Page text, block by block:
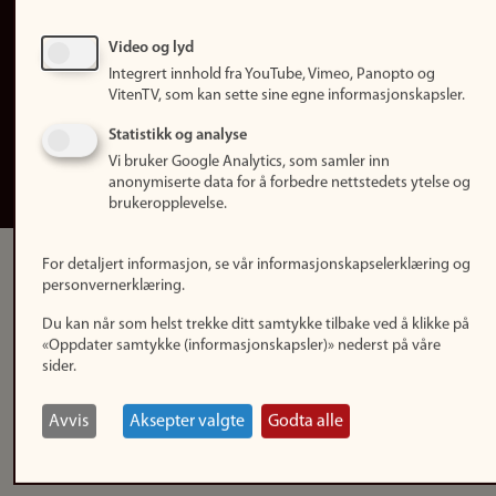
Tilgjengelighetserklæring
Rediger din ansattside
English
Video og lyd
Integrert innhold fra YouTube, Vimeo, Panopto og
VitenTV, som kan sette sine egne informasjonskapsler.
Statistikk og analyse
Vi bruker Google Analytics, som samler inn
anonymiserte data for å forbedre nettstedets ytelse og
brukeropplevelse.
For detaljert informasjon, se vår informasjonskapselerklæring og
personvernerklæring.
Du kan når som helst trekke ditt samtykke tilbake ved å klikke på
«Oppdater samtykke (informasjonskapsler)» nederst på våre
sider.
Avvis Aksepter valgte Godta alle